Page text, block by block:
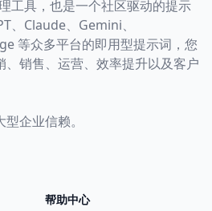
工具，也是一个社区驱动的提示
、Claude、Gemini、
等众多平台的即用型提示词，您
销售、运营、效率提升以及客户
企业信赖。
帮助中心